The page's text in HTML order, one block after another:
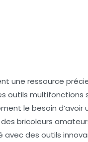
une ressource
outils
le besoin
bricoleurs
avec des outils